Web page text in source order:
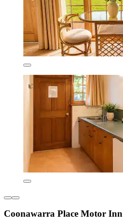
Coonawarra Place Motor Inn